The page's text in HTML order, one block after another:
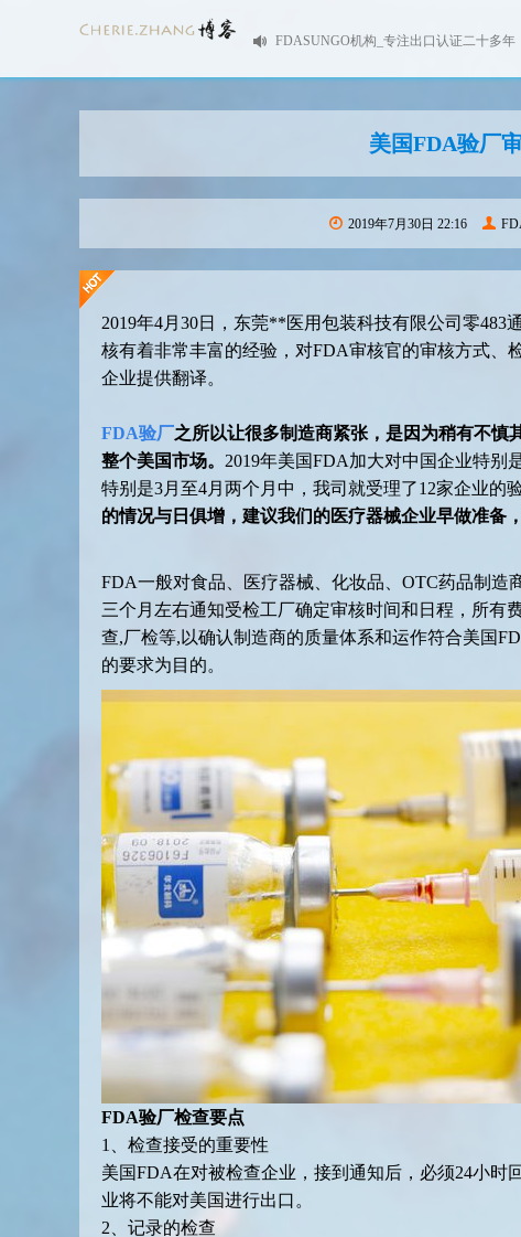
FDASUNGO机构_专注出口认证二十多年
美国FDA验厂
2019年7月30日 22:16
2019年4月30日，东莞**医用包装科技有限公司零
核有着非常丰富的经验，对FDA审核官的审核方式、
企业提供翻译。
FDA验厂之所以让很多制造商紧张，是因为稍有不慎
整个美国市场。 2019年美国FDA加大对中国企业特别
特别是3月至4月两个月中，我司就受理了12家企业的
的情况与日俱增，建议我们的医疗器械企业早做准备
FDA一般对食品、医疗器械、化妆品、OTC药品制造
三个月左右通知受检工厂确定审核时间和日程，所有
查,厂检等,以确认制造商的质量体系和运作符合美国
的要求为目的。
FDA验厂检查要点
1、检查接受的重要性
美国FDA在对被检查企业，接到通知后，必须24小
业将不能对美国进行出口。
2、记录的检查